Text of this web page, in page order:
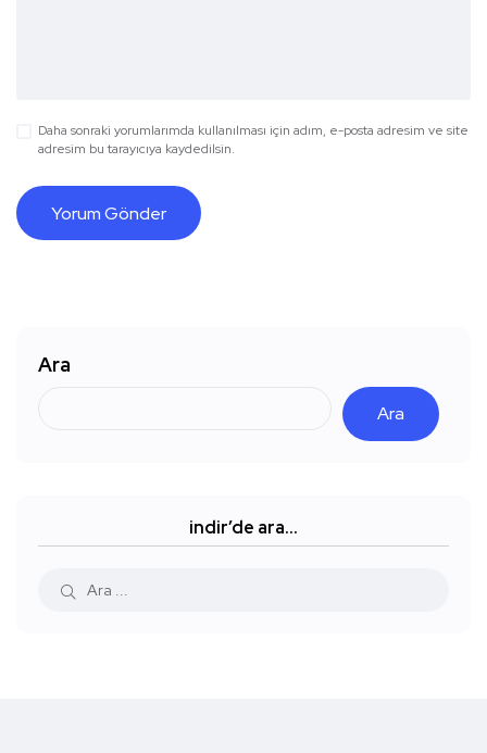
Daha sonraki yorumlarımda kullanılması için adım, e-posta adresim ve site
adresim bu tarayıcıya kaydedilsin.
Ara
Ara
indir’de ara…